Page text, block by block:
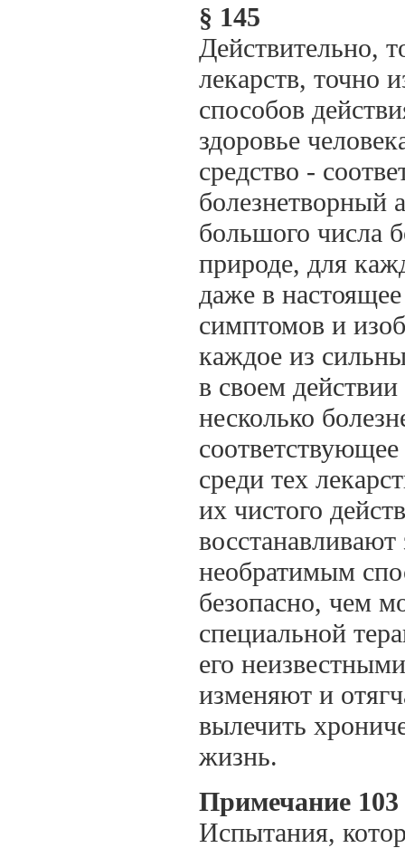
§ 145
Действительно,
лекарств, точно
способов
здоровье
средство -
болезнетворный
большого числа
природе, для
даже в
симптомов и
каждое из
в своем действии
несколько
среди тех
их чистого
необратимым
безопасно, чем
специальной
его
изменяют и
вылечить
жизнь.
Примечание
Испытания,